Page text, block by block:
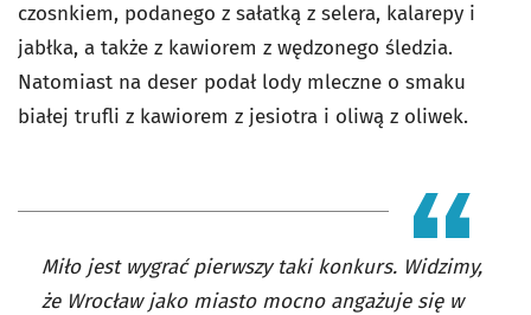
czosnkiem, podanego z sałatką z selera, kalarepy i
jabłka, a także z kawiorem z wędzonego śledzia.
Natomiast na deser podał lody mleczne o smaku
białej trufli z kawiorem z jesiotra i oliwą z oliwek.
Miło jest wygrać pierwszy taki konkurs. Widzimy,
że Wrocław jako miasto mocno angażuje się w